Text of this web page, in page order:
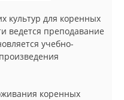
культур для коренных
ведется преподавание
учебно-
коренных